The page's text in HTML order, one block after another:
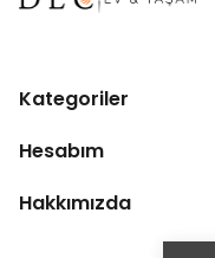
Kategoriler
Hesabım
Hakkımızda